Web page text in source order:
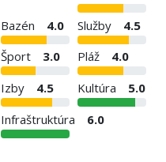
Bazén
4.0 Služby
4.5
Šport
3.0 Pláž
4.0
Izby
4.5 Kultúra
5.0
Infraštruktúra
6.0